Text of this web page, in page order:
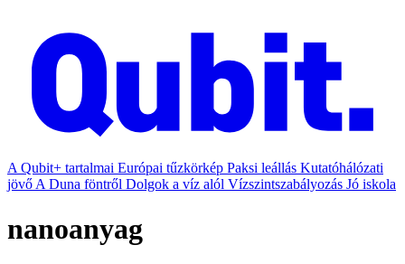
A Qubit+ tartalmai Európai tűzkörkép Paksi leállás Kutatóhálózati
jövő A Duna föntről Dolgok a víz alól Vízszintszabályozás Jó iskola
nanoanyag